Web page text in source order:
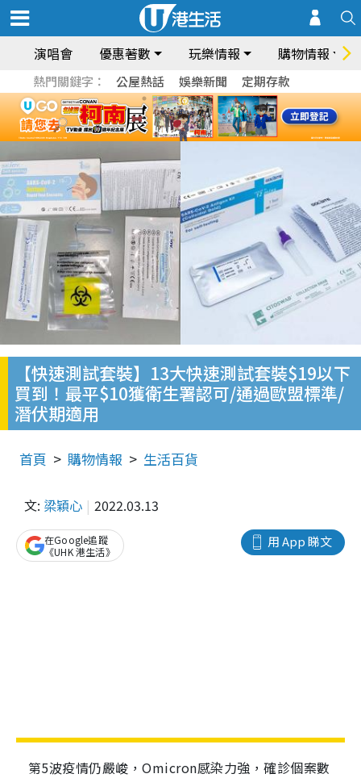
演唱會 優惠著數 玩樂情報 購物情報
熱門關鍵字： 公屋熱話 娛樂新聞 定期存款
【快速測試套裝】13大快速測試套裝$19以下
買到！最平$10獲衛生署認可/通過歐盟標準/
潛伏期適用
首頁 購物情報 生活百貨
文: 梁穎心 2022.03.13
用 App 睇文
在Google追蹤
《UHK 港生活》
第5波疫情仍嚴峻，Omicron感染力強，確診個案數